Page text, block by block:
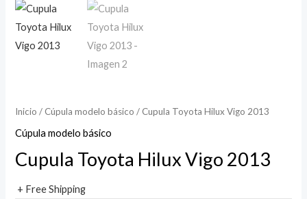
Inicio / Cúpula modelo básico / Cupula Toyota Hilux Vigo 2013
Cúpula modelo básico
Cupula Toyota Hilux Vigo 2013
+ Free Shipping